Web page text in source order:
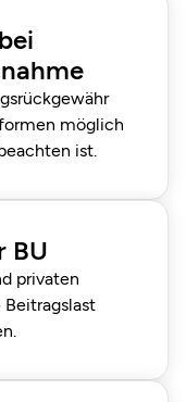
möglich
ist.
BU
privaten